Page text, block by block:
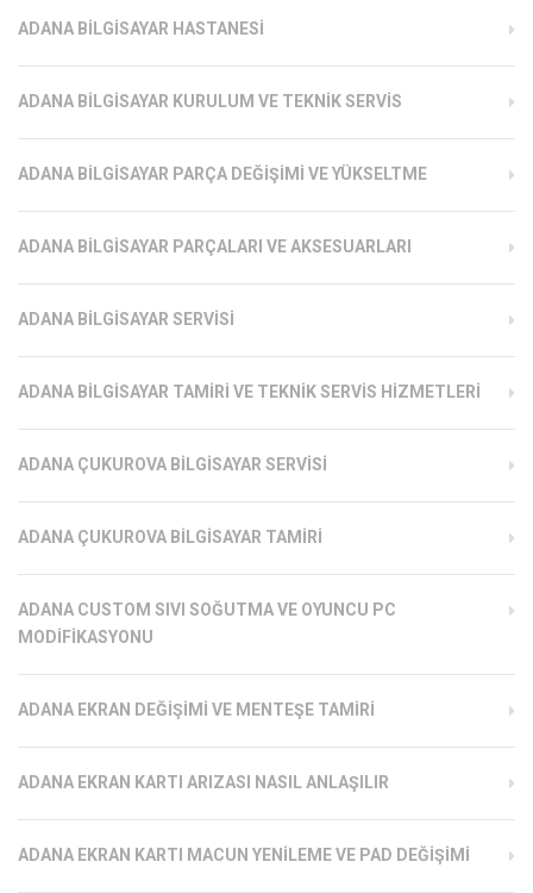
ADANA BILGISAYAR HASTANESI
ADANA BILGISAYAR KURULUM VE TEKNIK SERVIS
ADANA BILGISAYAR PARÇA DEĞIŞIMI VE YÜKSELTME
ADANA BILGISAYAR PARÇALARI VE AKSESUARLARI
ADANA BILGISAYAR SERVISI
ADANA BILGISAYAR TAMIRI VE TEKNIK SERVIS HIZMETLERI
ADANA ÇUKUROVA BILGISAYAR SERVISI
ADANA ÇUKUROVA BILGISAYAR TAMIRI
ADANA CUSTOM SIVI SOĞUTMA VE OYUNCU PC
MODIFIKASYONU
ADANA EKRAN DEĞIŞIMI VE MENTEŞE TAMIRI
ADANA EKRAN KARTI ARIZASI NASIL ANLAŞILIR
ADANA EKRAN KARTI MACUN YENILEME VE PAD DEĞIŞIMI